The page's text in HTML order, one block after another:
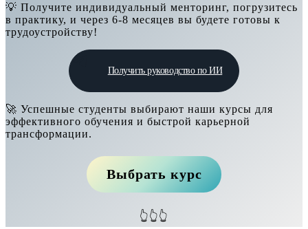
💡 Получите индивидуальный менторинг, погрузитесь
в практику, и через 6-8 месяцев вы будете готовы к
трудоустройству!
Получить руководство по ИИ
🚀 Успешные студенты выбирают наши курсы для
эффективного обучения и быстрой карьерной
трансформации.
Выбрать курс
👆👆👆